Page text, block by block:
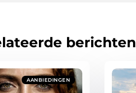
berichten
AANBIEDINGEN